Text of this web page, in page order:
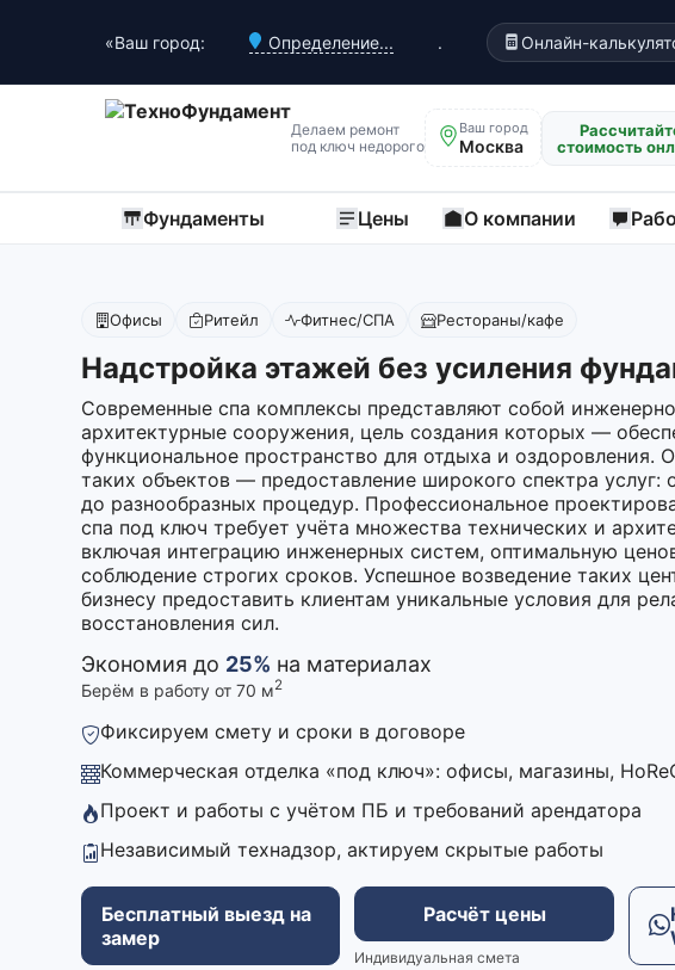
«Ваш город: Определение... . Онлайн-
Делаем ремонт
под ключ недорого
Ваш город
Москва
стоимость
Фундаменты Цены О компании
Офисы Ритейл Фитнес/СПА Рестораны/кафе
Надстройка этажей без усиления
Современные спа комплексы представляют собой
архитектурные сооружения, цель создания которых —
функциональное пространство для отдыха и оздоровления.
таких объектов — предоставление широкого спектра услуг:
до разнообразных процедур. Профессиональное
спа под ключ требует учёта множества технических и
включая интеграцию инженерных систем, оптимальную
соблюдение строгих сроков. Успешное возведение таких
бизнесу предоставить клиентам уникальные условия для
восстановления сил.
Экономия до 25% на материалах
Берём в работу от 70 м2
Фиксируем смету и сроки в договоре
Коммерческая отделка «под ключ»: офисы, магазины,
Проект и работы с учётом ПБ и требований арендатора
Независимый технадзор, актируем скрытые работы
Бесплатный выезд на
замер
Расчёт цены
Индивидуальная смета